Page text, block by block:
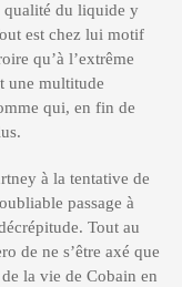
qualité du liquide y
est chez lui motif
qu’à l’extrême
une multitude
qui, en fin de
à la tentative de
passage à
Tout au
de ne s’être axé que
la vie de Cobain en